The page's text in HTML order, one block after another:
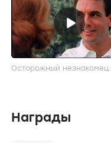
Осторожный незнакомец:
Награды